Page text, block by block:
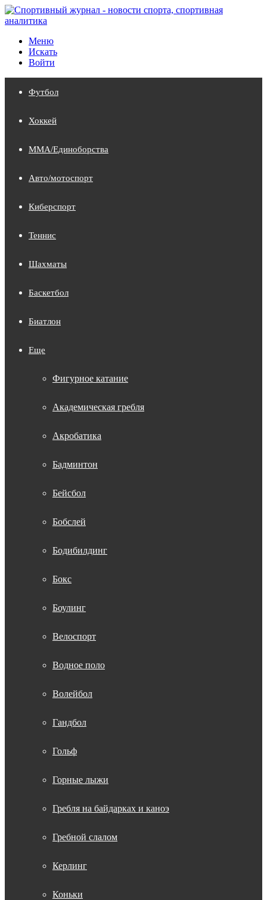
Меню
Искать
Войти
Футбол
Хоккей
MMA/Единоборства
Авто/мотоспорт
Киберспорт
Теннис
Шахматы
Баскетбол
Биатлон
Еще
Фигурное катание
Академическая гребля
Акробатика
Бадминтон
Бейсбол
Бобслей
Бодибилдинг
Бокс
Боулинг
Велоспорт
Водное поло
Волейбол
Гандбол
Гольф
Горные лыжи
Гребля на байдарках и каноэ
Гребной слалом
Керлинг
Коньки